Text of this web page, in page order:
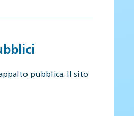
pubblica. Il sito